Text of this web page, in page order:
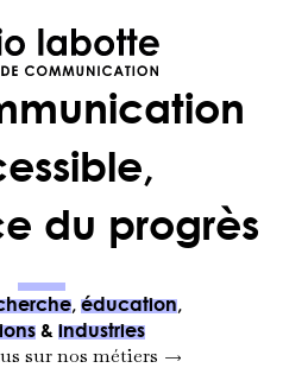
du progrès
, éducation,
& industries
sur nos métiers